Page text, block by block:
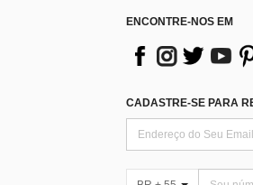
ENCONTRE-NOS EM
CADASTRE-SE PARA